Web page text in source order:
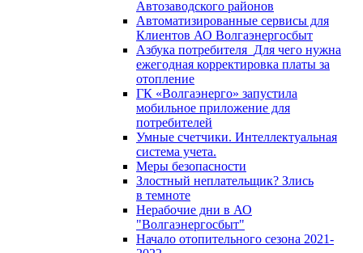
Автозаводского районов
Автоматизированные сервисы для
Клиентов АО Волгаэнергосбыт
Азбука потребителя_Для чего нужна
ежегодная корректировка платы за
отопление
ГК «Волгаэнерго» запустила
мобильное приложение для
потребителей
Умные счетчики. Интеллектуальная
система учета.
Меры безопасности
Злостный неплательщик? Злись
в темноте
Нерабочие дни в АО
"Волгаэнергосбыт"
Начало отопительного сезона 2021-